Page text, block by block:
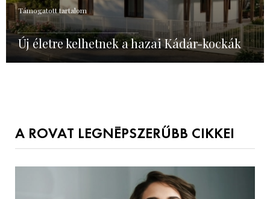
Támogatott tartalom
Új életre kelhetnek a hazai Kádár-kockák
A ROVAT LEGNÉPSZERŰBB CIKKEI